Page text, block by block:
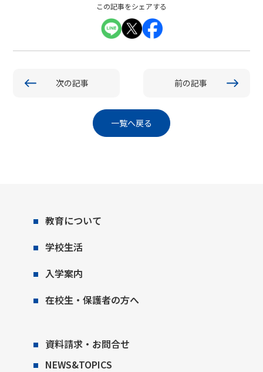
この記事をシェアする
次の記事 前の記事
一覧へ戻る
教育について
学校生活
入学案内
在校生・保護者の方へ
資料請求・お問合せ
NEWS&TOPICS